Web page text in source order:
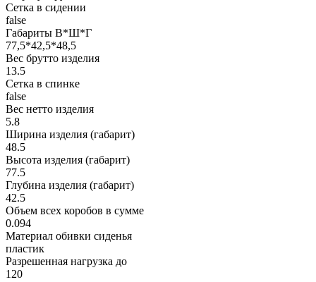
Сетка в сидении
false
Габариты В*Ш*Г
77,5*42,5*48,5
Вес брутто изделия
13.5
Сетка в спинке
false
Вес нетто изделия
5.8
Ширина изделия (габарит)
48.5
Высота изделия (габарит)
77.5
Глубина изделия (габарит)
42.5
Объем всех коробов в сумме
0.094
Материал обивки сиденья
пластик
Разрешенная нагрузка до
120